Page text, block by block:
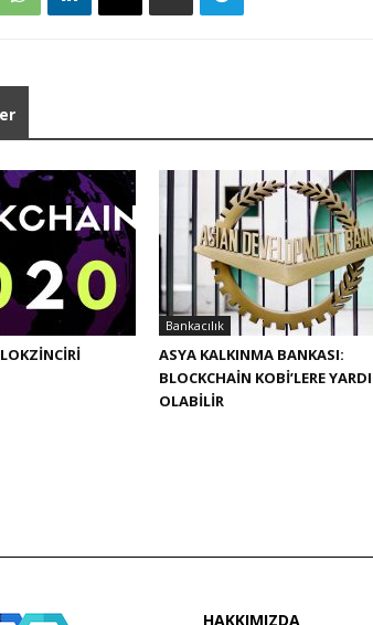
Bankacılık
ASYA KALKINMA BANKASI:
BLOCKCHAIN KOBİ’LERE
OLABILIR
HAKKIMIZDA